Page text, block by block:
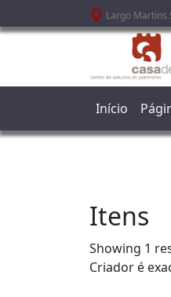
Passar para o conteúdoLargo Martins
Início
Itens
Showing 1
Criador é